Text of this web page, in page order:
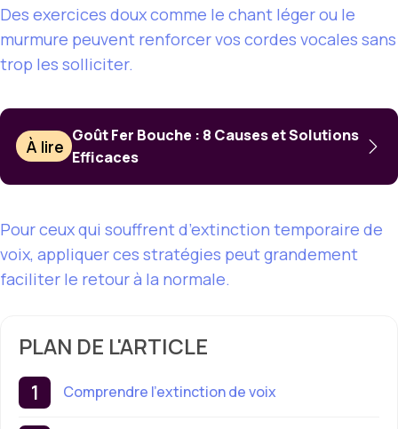
Des exercices doux comme le chant léger ou le
murmure peuvent renforcer vos cordes vocales sans
trop les solliciter.
À lire
Goût Fer Bouche : 8 Causes et Solutions
Efficaces
Pour ceux qui souffrent d’extinction temporaire de
voix, appliquer ces stratégies peut grandement
faciliter le retour à la normale.
PLAN DE L'ARTICLE
Comprendre l’extinction de voix